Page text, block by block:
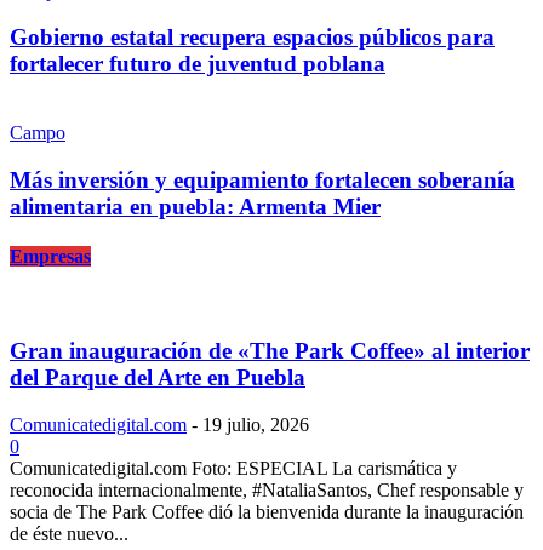
Gobierno estatal recupera espacios públicos para
fortalecer futuro de juventud poblana
Campo
Más inversión y equipamiento fortalecen soberanía
alimentaria en puebla: Armenta Mier
Empresas
Gran inauguración de «The Park Coffee» al interior
del Parque del Arte en Puebla
Comunicatedigital.com - 19 julio, 2026
0
Comunicatedigital.com Foto: ESPECIAL La carismática y
reconocida internacionalmente, #NataliaSantos, Chef responsable y
socia de The Park Coffee dió la bienvenida durante la inauguración
de éste nuevo...